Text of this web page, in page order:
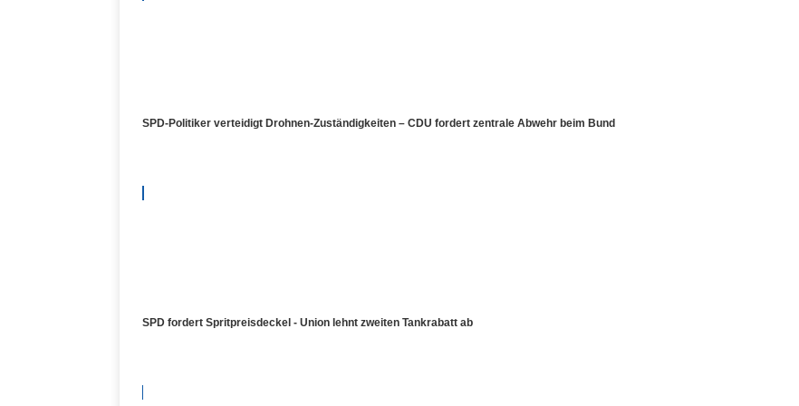
SPD-Politiker verteidigt Drohnen-Zuständigkeiten – CDU fordert zentrale Abwehr beim Bund
SPD fordert Spritpreisdeckel - Union lehnt zweiten Tankrabatt ab